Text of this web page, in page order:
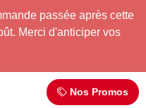
passée après cette
Merci d'anticiper vos
Nos Promos